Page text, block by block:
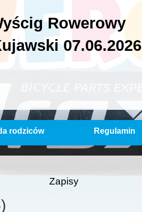
Rowerowy
07.06.2026
rodziców Regulamin
Zapisy